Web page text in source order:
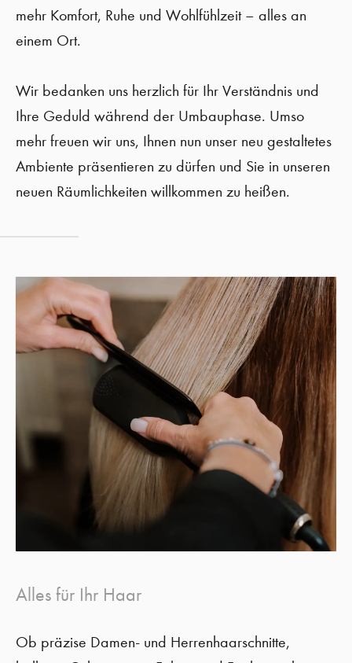
mehr Komfort, Ruhe und Wohlfühlzeit – alles an
einem Ort.
Wir bedanken uns herzlich für Ihr Verständnis und
Ihre Geduld während der Umbauphase. Umso
mehr freuen wir uns, Ihnen nun unser neu gestaltetes
Ambiente präsentieren zu dürfen und Sie in unseren
neuen Räumlichkeiten willkommen zu heißen.
Alles für Ihr Haar
Ob präzise Damen- und Herrenhaarschnitte,